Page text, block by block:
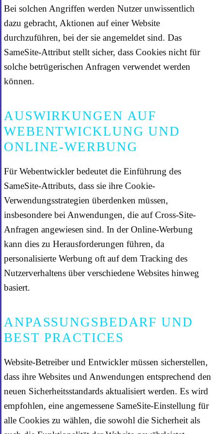
Bei solchen Angriffen werden Nutzer unwissentlich
dazu gebracht, Aktionen auf einer Website
durchzuführen, bei der sie angemeldet sind. Das
SameSite-Attribut stellt sicher, dass Cookies nicht für
solche betrügerischen Anfragen verwendet werden
können.
AUSWIRKUNGEN AUF
WEBENTWICKLUNG UND
ONLINE-WERBUNG
Für Webentwickler bedeutet die Einführung des
SameSite-Attributs, dass sie ihre Cookie-
Verwendungsstrategien überdenken müssen,
insbesondere bei Anwendungen, die auf Cross-Site-
Anfragen angewiesen sind. In der Online-Werbung
kann dies zu Herausforderungen führen, da
personalisierte Werbung oft auf dem Tracking des
Nutzerverhaltens über verschiedene Websites hinweg
basiert.
ANPASSUNGSBEDARF UND
BEST PRACTICES
Website-Betreiber und Entwickler müssen sicherstellen,
dass ihre Websites und Anwendungen entsprechend den
neuen Sicherheitsstandards aktualisiert werden. Es wird
empfohlen, eine angemessene SameSite-Einstellung für
alle Cookies zu wählen, die sowohl die Sicherheit als